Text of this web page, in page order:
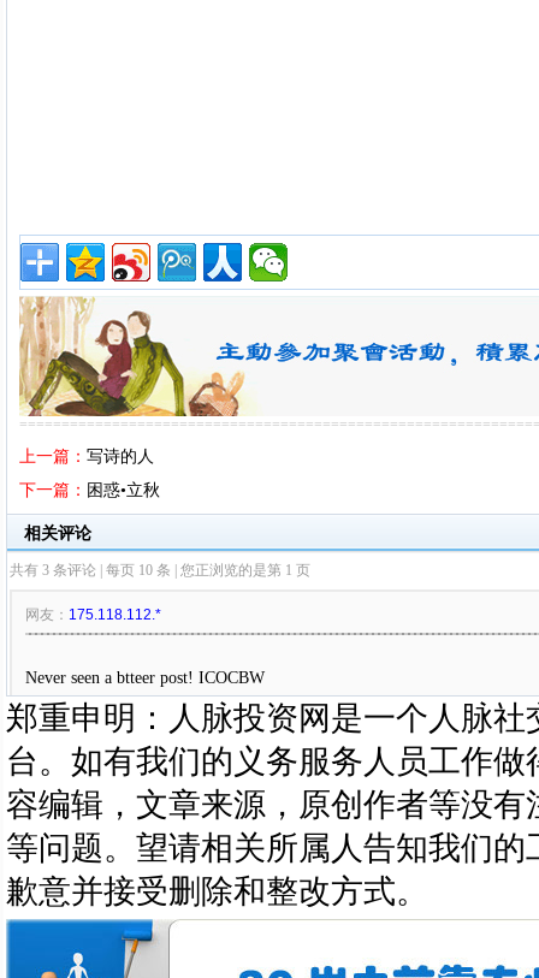
上一篇： 写诗的人
下一篇： 困惑•立秋
郑重申明：人脉投资网是一个人脉社
台。如有我们的义务服务人员工作
容编辑，文章来源，原创作者等没
等问题。望请相关所属人告知我们
歉意并接受删除和整改方式。